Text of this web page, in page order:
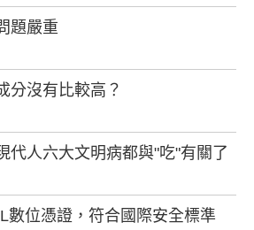
題嚴重
分沒有比較高？
代人六大文明病都與"吃"有關了
數位憑證，符合國際安全標準